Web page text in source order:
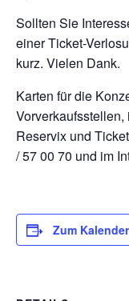
Sollten Sie
einer Ticket-
kurz. Vielen Dank.
Karten für die
Reservix und
/ 57 00 70 und im
Zum